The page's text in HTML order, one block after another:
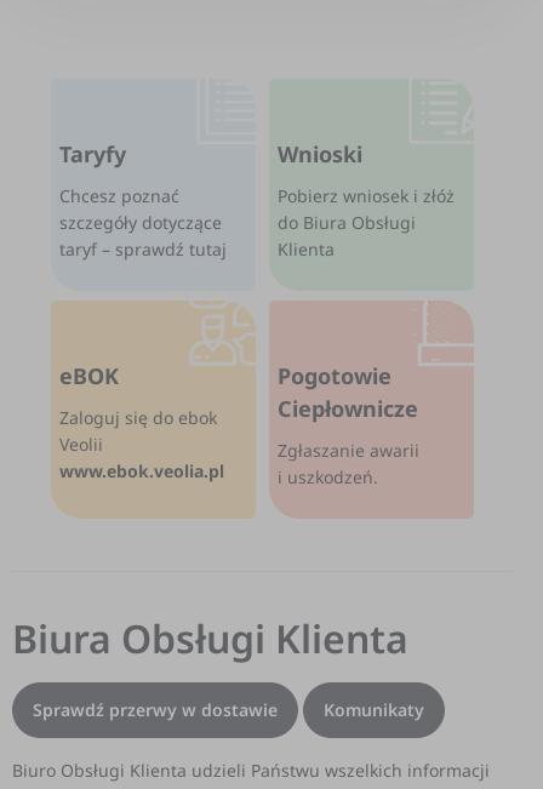
Taryfy
Chcesz poznać
szczegóły dotyczące
taryf – sprawdź tutaj
Wnioski
Pobierz wniosek i złóż
do Biura Obsługi
Klienta
eBOK
Zaloguj się do ebok
Veolii
www.ebok.veolia.pl
Pogotowie
Ciepłownicze
Zgłaszanie awarii
i uszkodzeń.
Biura Obsługi Klienta
Sprawdź przerwy w dostawie Komunikaty
Biuro Obsługi Klienta udzieli Państwu wszelkich informacji